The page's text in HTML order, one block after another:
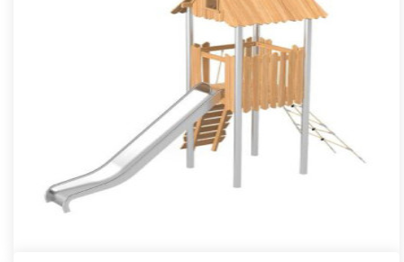
Structure de jeu Robinox 110
La combinaison Robinox 110 est une structure multi-activités
pour aire de jeux extérieur de la gamme Robinox. Associant sur
s..
Offre partenaire